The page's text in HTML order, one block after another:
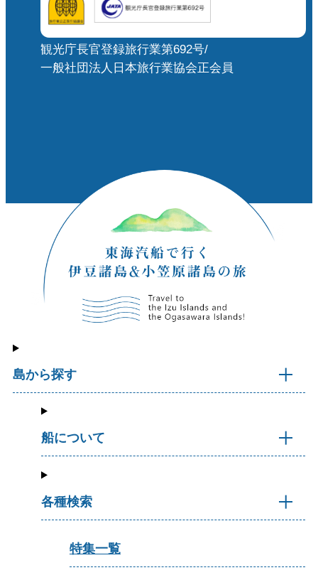
観光庁長官登録旅行業第692号/
一般社団法人日本旅行業協会正会員
島から探す
船について
各種検索
特集一覧